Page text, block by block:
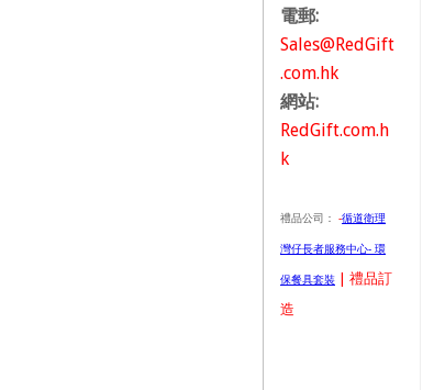
電郵:
Sales@RedGift
.com.hk
網站:
RedGift.com.h
k
禮品公司： -循道衛理
灣仔長者服務中心- 環
保餐具套裝
| 禮品訂
造